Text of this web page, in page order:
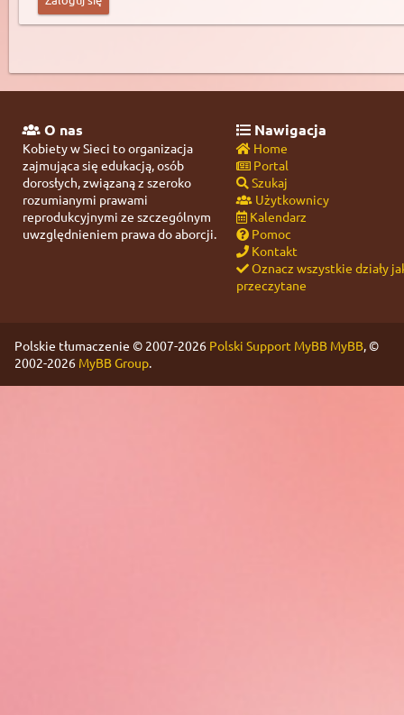
O nas
Kobiety w Sieci to organizacja
zajmująca się edukacją, osób
dorosłych, związaną z szeroko
rozumianymi prawami
reprodukcyjnymi ze szczególnym
uwzględnieniem prawa do aborcji.
Nawigacja
Home
Portal
Szukaj
Użytkownicy
Kalendarz
Pomoc
Kontakt
Oznacz wszystkie działy
przeczytane
Polskie tłumaczenie © 2007-2026 Polski Support MyBB MyBB, ©
2002-2026 MyBB Group.